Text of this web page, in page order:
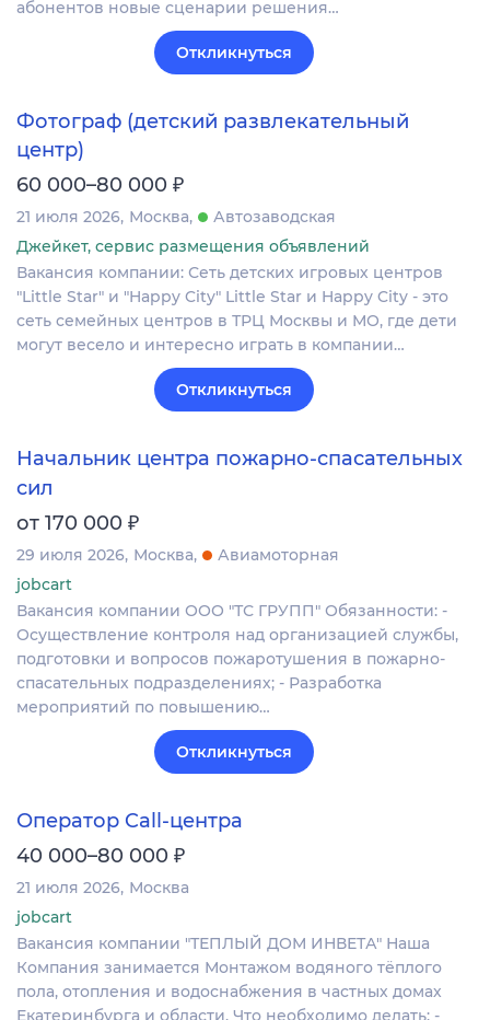
абонентов новые сценарии решения…
Откликнуться
Фотограф (детский развлекательный
центр)
60 000–80 000 ₽
21 июля 2026 Москва
Автозаводская
Джейкет, сервис размещения объявлений
Вакансия компании: Сеть детских игровых центров
"Little Star" и "Happy City" Little Star и Happy City - это
сеть семейных центров в ТРЦ Москвы и МО, где дети
могут весело и интересно играть в компании…
Откликнуться
Начальник центра пожарно-спасательных
сил
от 170 000 ₽
29 июля 2026 Москва
Авиамоторная
jobcart
Вакансия компании ООО "ТС ГРУПП" Обязанности: -
Осуществление контроля над организацией службы,
подготовки и вопросов пожаротушения в пожарно-
спасательных подразделениях; - Разработка
мероприятий по повышению…
Откликнуться
Оператор Call-центра
40 000–80 000 ₽
21 июля 2026 Москва
jobcart
Вакансия компании "ТЕПЛЫЙ ДОМ ИНВЕТА" Наша
Компания занимается Монтажом водяного тёплого
пола, отопления и водоснабжения в частных домах
Екатеринбурга и области. Что необходимо делать: -